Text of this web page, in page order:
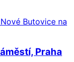
Praha